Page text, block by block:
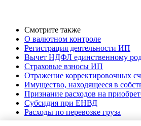
Смотрите также
О валютном контроле
Регистрация деятельности ИП
Вычет НДФЛ единственному
Страховые взносы ИП
Отражение корректировочных
Имущество, находящееся в
Признание расходов на
Субсидия при ЕНВД
Расходы по перевозке груза